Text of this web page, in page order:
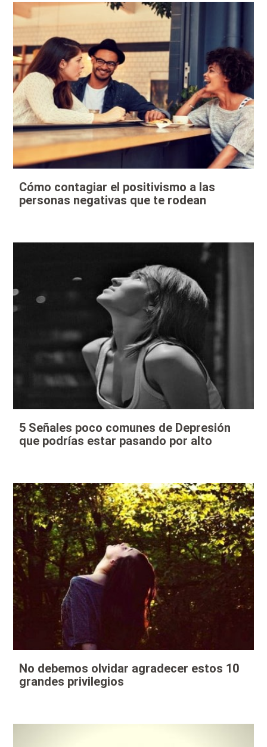
Cómo contagiar el positivismo a las
personas negativas que te rodean
5 Señales poco comunes de Depresión
que podrías estar pasando por alto
No debemos olvidar agradecer estos 10
grandes privilegios